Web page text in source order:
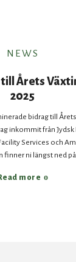
NEWS
Årets
2025
bidrag till
inkommit från Jydsk
Services och
finner ni längst ned på…
more